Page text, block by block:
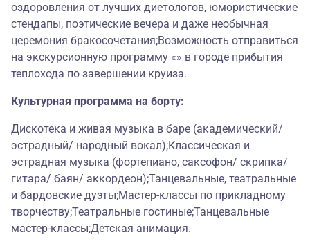
оздоровления от лучших диетологов, юмористические
стендапы, поэтические вечера и даже необычная
церемония бракосочетания;Возможность отправиться
на экскурсионную программу «» в городе прибытия
теплохода по завершении круиза.
Культурная программа на борту:
Дискотека и живая музыка в баре (академический/
эстрадный/ народный вокал);Классическая и
эстрадная музыка (фортепиано, саксофон/ скрипка/
гитара/ баян/ аккордеон);Танцевальные, театральные
и бардовские дуэты;Мастер-классы по прикладному
творчеству;Театральные гостиные;Танцевальные
мастер-классы;Детская анимация.